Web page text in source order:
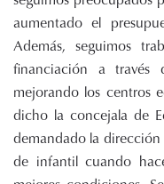
aumentado el
Además, seguimos
financiación a través
mejorando los centros
dicho la concejala de
demandado la
de infantil cuando